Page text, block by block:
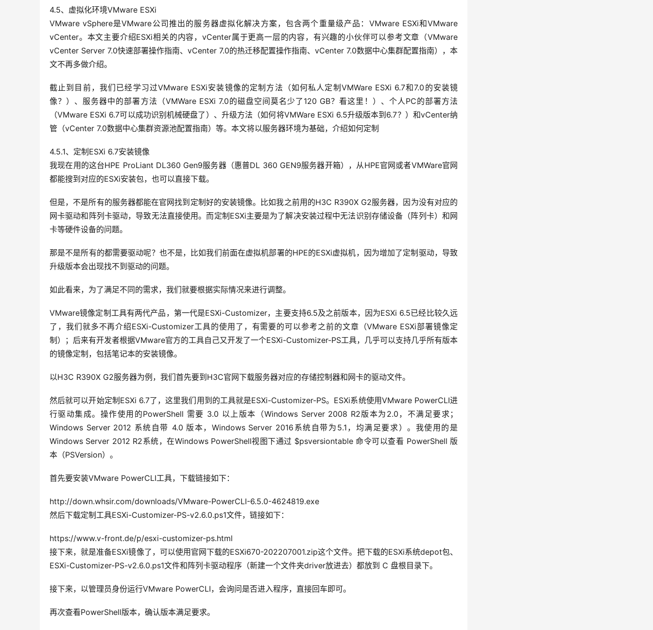
4.5、虚拟化环境VMware ESXi
VMware vSphere是VMware公司推出的服务器虚拟化解决方案，包含两个重量级产品：VMware ESXi和VMware
vCenter。本文主要介绍ESXi相关的内容，vCenter属于更高一层的内容，有兴趣的小伙伴可以参考文章（VMware
vCenter Server 7.0快速部署操作指南、vCenter 7.0的热迁移配置操作指南、vCenter 7.0数据中心集群配置指南），本
文不再多做介绍。
截止到目前，我们已经学习过VMware ESXi安装镜像的定制方法（如何私人定制VMWare ESXi 6.7和7.0的安装镜
像？）、服务器中的部署方法（VMWare ESXi 7.0的磁盘空间莫名少了120 GB？看这里！）、个人PC的部署方法
（VMware ESXi 6.7可以成功识别机械硬盘了）、升级方法（如何将VMWare ESXi 6.5升级版本到6.7？）和vCenter纳
管（vCenter 7.0数据中心集群资源池配置指南）等。本文将以服务器环境为基础，介绍如何定制
4.5.1、定制ESXi 6.7安装镜像
我现在用的这台HPE ProLiant DL360 Gen9服务器（惠普DL 360 GEN9服务器开箱），从HPE官网或者VMWare官网
都能搜到对应的ESXi安装包，也可以直接下载。
但是，不是所有的服务器都能在官网找到定制好的安装镜像。比如我之前用的H3C R390X G2服务器，因为没有对应的
网卡驱动和阵列卡驱动，导致无法直接使用。而定制ESXi主要是为了解决安装过程中无法识别存储设备（阵列卡）和网
卡等硬件设备的问题。
那是不是所有的都需要驱动呢？也不是，比如我们前面在虚拟机部署的HPE的ESXi虚拟机，因为增加了定制驱动，导致
升级版本会出现找不到驱动的问题。
如此看来，为了满足不同的需求，我们就要根据实际情况来进行调整。
VMware镜像定制工具有两代产品，第一代是ESXi-Customizer，主要支持6.5及之前版本，因为ESXi 6.5已经比较久远
了，我们就多不再介绍ESXi-Customizer工具的使用了，有需要的可以参考之前的文章（VMware ESXi部署镜像定
制）；后来有开发者根据VMware官方的工具自己又开发了一个ESXi-Customizer-PS工具，几乎可以支持几乎所有版本
的镜像定制，包括笔记本的安装镜像。
以H3C R390X G2服务器为例，我们首先要到H3C官网下载服务器对应的存储控制器和网卡的驱动文件。
然后就可以开始定制ESXi 6.7了，这里我们用到的工具就是ESXi-Customizer-PS。ESXi系统使用VMware PowerCLI进
行驱动集成。操作使用的PowerShell 需要 3.0 以上版本（Windows Server 2008 R2版本为2.0，不满足要求；
Windows Server 2012 系统自带 4.0 版本，Windows Server 2016系统自带为5.1，均满足要求）。我使用的是
Windows Server 2012 R2系统，在Windows PowerShell视图下通过 $psversiontable 命令可以查看 PowerShell 版
本（PSVersion）。
首先要安装VMware PowerCLI工具，下载链接如下：
http://down.whsir.com/downloads/VMware-PowerCLI-6.5.0-4624819.exe
然后下载定制工具ESXi-Customizer-PS-v2.6.0.ps1文件，链接如下：
https://www.v-front.de/p/esxi-customizer-ps.html
接下来，就是准备ESXi镜像了，可以使用官网下载的ESXi670-202207001.zip这个文件。把下载的ESXi系统depot包、
ESXi-Customizer-PS-v2.6.0.ps1文件和阵列卡驱动程序（新建一个文件夹driver放进去）都放到 C 盘根目录下。
接下来，以管理员身份运行VMware PowerCLI，会询问是否进入程序，直接回车即可。
再次查看PowerShell版本，确认版本满足要求。